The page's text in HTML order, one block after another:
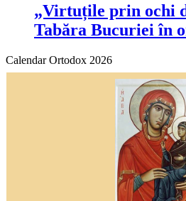
„Virtuțile prin ochi
Tabăra Bucuriei în
Calendar Ortodox 2026